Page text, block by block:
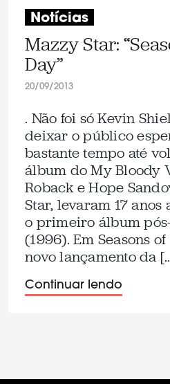
Notícias
Mazzy Star:
Day”
20/09/2013
. Não foi só Kevin
deixar o público
bastante tempo até
álbum do My Bloody
Roback e Hope
Star, levaram 17
o primeiro álbum
(1996). Em Seasons
novo lançamento da
Continuar lendo